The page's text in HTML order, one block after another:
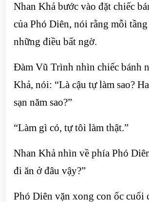
Nhan Khả bước vào đặt chiếc
của Phó Diên, nói rằng mỗi tầng
những điều bất ngờ.
Đàm Vũ Trình nhìn chiếc bánh
Khả, nói: “Là cậu tự làm sao?
sạn năm sao?”
“Làm gì có, tự tôi làm thật.”
Nhan Khả nhìn về phía Phó
đi ăn ở đâu vậy?”
Phó Diên vặn xong con ốc cuối